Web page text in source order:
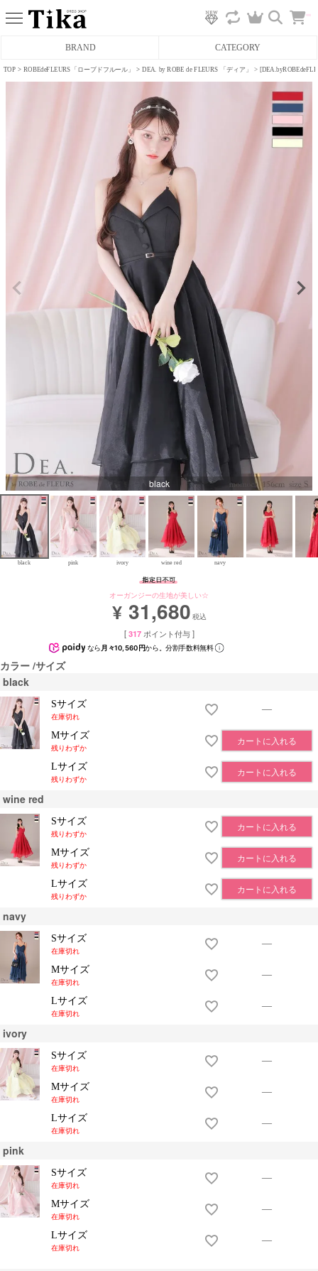
BRAND CATEGORY
タイトロングドレス
へ
TOP ROBEdeFLEURS「ローブドフルール」 DEA. by ROBE de FLEURS 「ディア」
black
black pink ivory wine red navy
オーガンジーの生地が美しい☆
¥ 31,680 税込
[ 317 ポイント付与 ]
なら 月々10,560円から。分割手数料無料
カラー サイズ
black
Sサイズ
在庫切れ
—
Mサイズ
残りわずか
カートに入れる
Lサイズ
残りわずか
カートに入れる
wine red
Sサイズ
残りわずか
カートに入れる
Mサイズ
残りわずか
カートに入れる
Lサイズ
残りわずか
カートに入れる
navy
Sサイズ
在庫切れ
—
Mサイズ
在庫切れ
—
Lサイズ
在庫切れ
—
ivory
Sサイズ
在庫切れ
—
Mサイズ
在庫切れ
—
Lサイズ
在庫切れ
—
pink
Sサイズ
在庫切れ
—
Mサイズ
在庫切れ
—
Lサイズ
在庫切れ
—